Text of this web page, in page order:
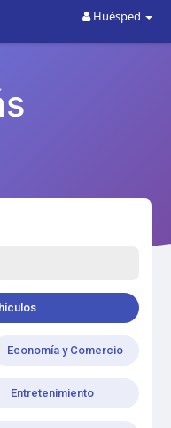
Huésped
Economía y Comercio
Entretenimiento